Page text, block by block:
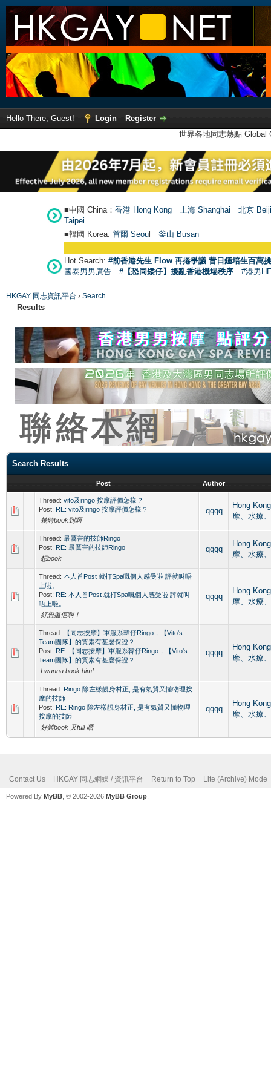
Hello There, Guest! Login
Register
世界各地同志熱點
■中國 China： 香港 Hong Kong 上海 Shanghai
北京
Taipei
■韓國 Korea: 首爾 Seoul 釜山 Busan
Hot Search: #前香港先生 Flow 再捲爭議 昔日鍾培生百萬
國泰男男廣告
#【恐同矮仔】擾亂香港機場秩序 #港男
HKGAY 同志資訊平台 › Search
Results
Search Results
Post Author
Thread: vito及ringo 按摩評價怎樣？
Post: RE: vito及ringo 按摩評價怎樣？
幾時book到啊
qqqq
Hong
摩、水療
Thread: 最厲害的技師Ringo
Post: RE: 最厲害的技師Ringo
想book
qqqq
Hong
摩、水療
Thread: 本人首Post 就打Spa嘅個人感受啦 評就叫唔
上啦。
Post: RE: 本人首Post 就打Spa嘅個人感受啦 評就叫
唔上啦。
好想搵佢啊！
qqqq
Hong
摩、水療
Thread:
【同志按摩】軍服系韓仔Ringo，【Vito's
Team團隊】的質素有甚麼保證？
Post: RE: 【同志按摩】軍服系韓仔Ringo，【Vito's
Team團隊】的質素有甚麼保證？
I wanna book him!
qqqq
Hong
摩、水療
Thread: Ringo 除左樣靚身材正, 是有氣質又懂物理按
摩的技師
Post: RE: Ringo 除左樣靚身材正, 是有氣質又懂物理
按摩的技師
好難book 又full 晒
qqqq
Hong
摩、水療
Contact Us HKGAY 同志網媒 / 資訊平台 Return to Top Lite (Archive) Mode
Powered By MyBB , © 2002-2026 MyBB Group